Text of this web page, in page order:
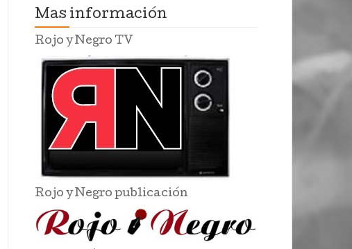
Mas información
Rojo y Negro TV
Rojo y Negro publicación